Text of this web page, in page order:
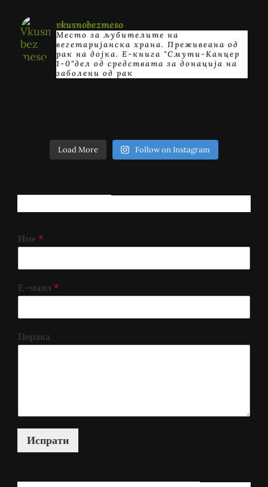
vkusnobezmeso
Место за љубителите на
вегетаријанска храна. Преживеана од
рак на дојка. E-книга "Смути-Канцер
1-0"дел од средствата за донација на
заболени од рак
Load More Follow on Instagram
Име *
Е-маил *
Порака
Испрати